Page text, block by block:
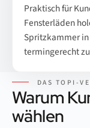
Praktisch für
Fensterläden
Spritzkammer
termingerecht
DAS TOPI-
Warum
wählen